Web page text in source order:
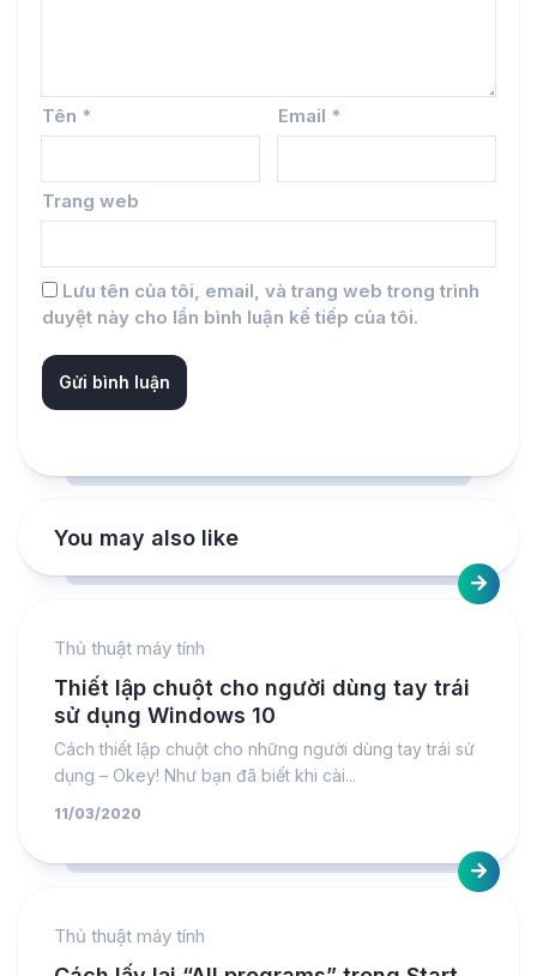
Tên * Email *
Trang web
Lưu tên của tôi, email, và trang web trong trình
duyệt này cho lần bình luận kế tiếp của tôi.
You may also like
Thủ thuật máy tính
Thiết lập chuột cho người dùng tay trái
sử dụng Windows 10
Cách thiết lập chuột cho những người dùng tay trái sử
dụng – Okey! Như bạn đã biết khi cài...
11/03/2020
Thủ thuật máy tính